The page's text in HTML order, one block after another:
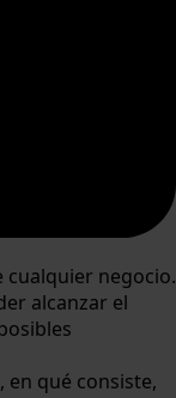
cualquier negocio.
alcanzar el
en qué consiste,